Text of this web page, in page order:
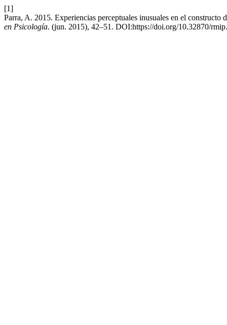
[1]
Parra, A. 2015. Experiencias perceptuales inusuales en el
en Psicología. (jun. 2015), 42–51. DOI:https://doi.org/10.32870/